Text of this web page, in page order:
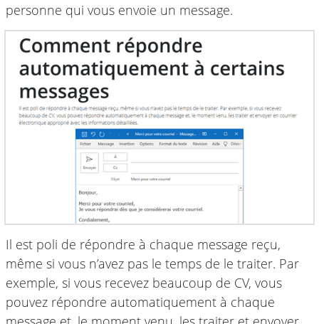
personne qui vous envoie un message.
Il est poli de répondre à chaque message reçu,
même si vous n’avez pas le temps de le traiter. Par
exemple, si vous recevez beaucoup de CV, vous
pouvez répondre automatiquement à chaque